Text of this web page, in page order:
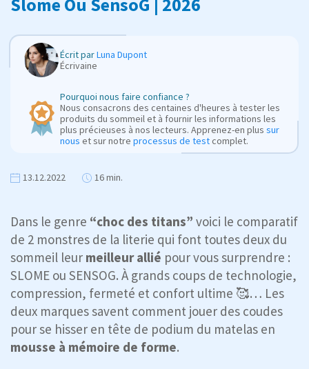
Écrit parLuna Dupont
Écrivaine
Pourquoi nous faire confiance ?
Nous consacrons des centaines d'heures à tester les
produits du sommeil et à fournir les informations les
plus précieuses à nos lecteurs. Apprenez-en plus sur
nous et sur notre processus de testcomplet.
13.12.2022 16 min.
Dans le genre “choc des titans” voici le comparatif
de 2 monstres de la literie qui font toutes deux du
sommeil leur meilleur allié pour vous surprendre :
SLOME ou SENSOG. À grands coups de technologie,
compression, fermeté et confort ultime 🥰… Les
deux marques savent comment jouer des coudes
pour se hisser en tête de podium du matelas en
mousse à mémoire de forme.